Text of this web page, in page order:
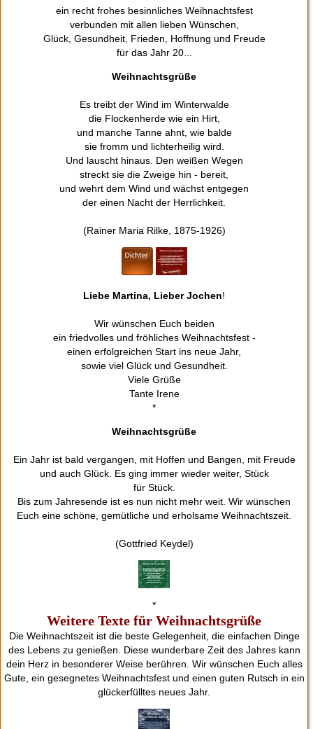
ein recht frohes besinnliches Weihnachtsfest
verbunden mit allen lieben Wünschen,
Glück, Gesundheit, Frieden, Hoffnung und Freude
für das Jahr 20...
Weihnachtsgrüße
Es treibt der Wind im Winterwalde
die Flockenherde wie ein Hirt,
und manche Tanne ahnt, wie balde
sie fromm und lichterheilig wird.
Und lauscht hinaus. Den weißen Wegen
streckt sie die Zweige hin - bereit,
und wehrt dem Wind und wächst entgegen
der einen Nacht der Herrlichkeit.
(Rainer Maria Rilke, 1875-1926)
Liebe Martina, Lieber Jochen!
Wir wünschen Euch beiden
ein friedvolles und fröhliches Weihnachtsfest -
einen erfolgreichen Start ins neue Jahr,
sowie viel Glück und Gesundheit.
Viele Grüße
Tante Irene
*
Weihnachtsgrüße
Ein Jahr ist bald vergangen, mit Hoffen und Bangen, mit Freude
und auch Glück. Es ging immer wieder weiter, Stück
für Stück.
Bis zum Jahresende ist es nun nicht mehr weit. Wir wünschen
Euch eine schöne, gemütliche und erholsame Weihnachtszeit.
(Gottfried Keydel)
*
Weitere Texte für Weihnachtsgrüße
Die Weihnachtszeit ist die beste Gelegenheit, die einfachen Dinge
des Lebens zu genießen. Diese wunderbare Zeit des Jahres kann
dein Herz in besonderer Weise berühren. Wir wünschen Euch alles
Gute, ein gesegnetes Weihnachtsfest und einen guten Rutsch in ein
glückerfülltes neues Jahr.